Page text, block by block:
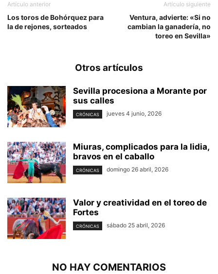
Artículo anterior
Los toros de Bohórquez para
la de rejones, sorteados
Artículo siguiente
Ventura, advierte: «Si no
cambian la ganadería, no
toreo en Sevilla»
Otros artículos
Sevilla procesiona a Morante por
sus calles
CRÓNICAS jueves 4 junio, 2026
Miuras, complicados para la lidia,
bravos en el caballo
CRÓNICAS domingo 26 abril, 2026
Valor y creatividad en el toreo de
Fortes
CRÓNICAS sábado 25 abril, 2026
NO HAY COMENTARIOS